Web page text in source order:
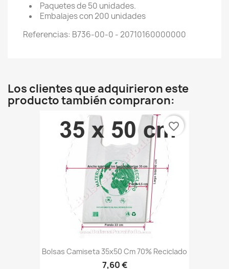
Paquetes de 50 unidades.
Embalajes con 200 unidades
Referencias: B736-00-0 - 20710160000000
Los clientes que adquirieron este
producto también compraron:
Bolsas Camiseta 35x50 Cm 70% Reciclado
7,60 €
favorite_border